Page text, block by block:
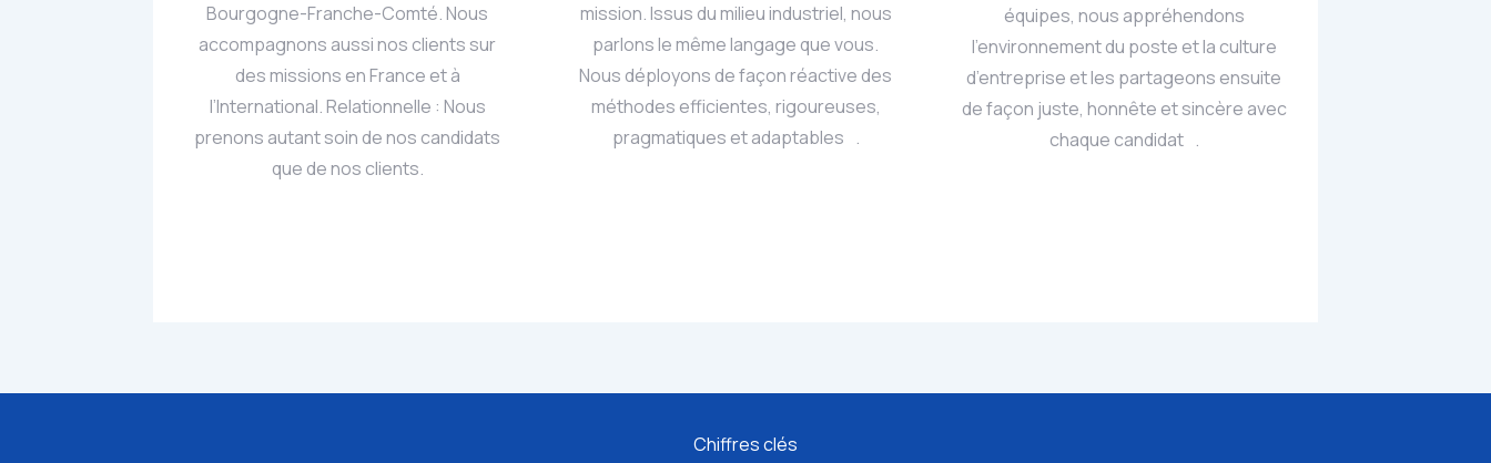
Bourgogne-Franche-Comté. Nous
accompagnons aussi nos clients sur
des missions en France et à
l’International. Relationnelle : Nous
prenons autant soin de nos candidats
que de nos clients.
mission. Issus du milieu industriel, nous
parlons le même langage que vous.
Nous déployons de façon réactive des
méthodes efficientes, rigoureuses,
pragmatiques et adaptables .
équipes, nous appréhendons
l’environnement du poste et la culture
d’entreprise et les partageons ensuite
de façon juste, honnête et sincère avec
chaque candidat .
Chiffres clés